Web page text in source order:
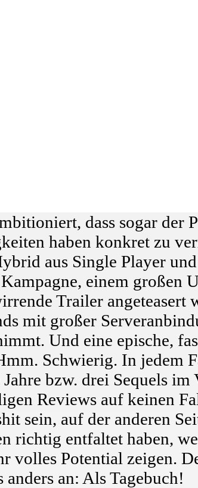
dass sogar der
haben konkret zu
aus Single Player
einem großen
Trailer angeteasert
mit großer
Und eine epische,
Schwierig. In jedem
bzw. drei Sequels
Reviews auf keinen
sein, auf der anderen
richtig entfaltet haben,
volles Potential zeigen.
an: Als Tagebuch!